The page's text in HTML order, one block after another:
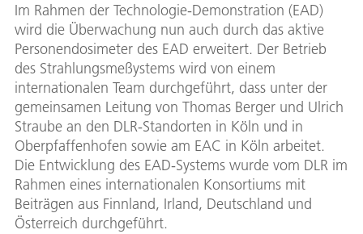
Im Rahmen der Technologie-Demonstration (EAD)
wird die Überwachung nun auch durch das aktive
Personendosimeter des EAD erweitert. Der Betrieb
des Strahlungsmeßystems wird von einem
internationalen Team durchgeführt, dass unter der
gemeinsamen Leitung von Thomas Berger und Ulrich
Straube an den DLR-Standorten in Köln und in
Oberpfaffenhofen sowie am EAC in Köln arbeitet.
Die Entwicklung des EAD-Systems wurde vom DLR im
Rahmen eines internationalen Konsortiums mit
Beiträgen aus Finnland, Irland, Deutschland und
Österreich durchgeführt.